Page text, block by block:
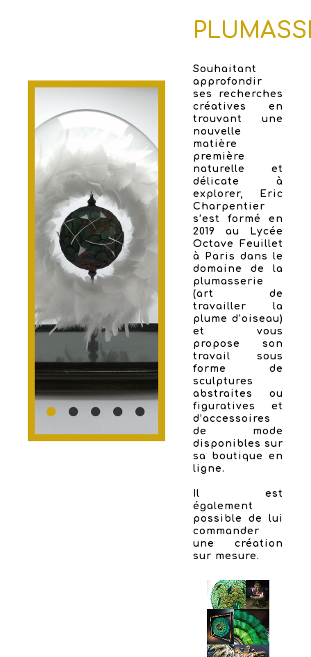
Souhaitant
approfondir
ses recherches
créatives en
trouvant une
nouvelle
matière
première
naturelle et
délicate à
explorer, Eric
Charpentier
s’est formé en
2019 au Lycée
Octave Feuillet
à Paris dans le
domaine de la
plumasserie
(art de
travailler la
plume d’oiseau)
et vous
propose son
travail sous
forme de
sculptures
abstraites ou
figuratives et
d’accessoires
de mode
disponibles sur
sa boutique en
ligne.
Il est
également
possible de lui
commander
une création
sur mesure.